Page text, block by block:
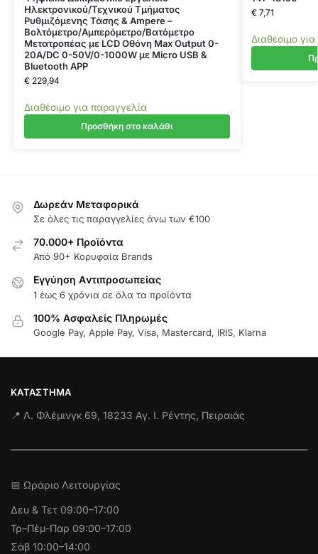
Ηλεκτρονικού/Τεχνικού Τμήματος
Ρυθμιζόμενης Τάσης & Ampere –
Βολτόμετρο/Αμπερόμετρο/Βατόμετρο
Μετατροπέας με LCD Οθόνη Max Output 0-
20A/DC 0-50V/0-1000W με Micro USB &
Βluetooth APP
€229,94
Διαθέσιμο για παραγγελία
Προσθήκη στο καλάθι
€7,71
Διαθέσιμο
Δωρεάν Μεταφορικά
Σε όλες τις παραγγελίες άνω των €100
70.000+ Προϊόντα
Από 90+ Κορυφαία Brands
Εγγύηση Aντιπροσωπείας
1 έως 6 χρόνια σε όλα τα προϊόντα
100% Ασφαλείς Πληρωμές
Google Pay, Apple Pay, Visa, Mastercard, IRIS, Klarna
ΚΑΤΆΣΤΗΜΑ
📍 Λ. Φλέμινγκ 69, 18233 Αγ. Ι. Ρέντης, Πειραιάς
📅 Ωράριο Λειτουργίας
Δευ & Τετ 09:00–17:00
Τρ–Πέμ-Παρ 09:00–17:00
Σάβ 10:00–14:00